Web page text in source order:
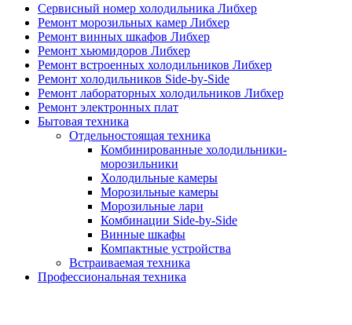
Сервисный номер холодильника Либхер
Ремонт морозильных камер Либхер
Ремонт винных шкафов Либхер
Ремонт хьюмидоров Либхер
Ремонт встроенных холодильников Либхер
Ремонт холодильников Side-by-Side
Ремонт лабораторных холодильников Либхер
Ремонт электронных плат
Бытовая техника
Отдельностоящая техника
Комбинированные холодильники-
морозильники
Холодильные камеры
Морозильные камеры
Морозильные лари
Комбинации Side-by-Side
Винные шкафы
Компактные устройства
Встраиваемая техника
Профессиональная техника